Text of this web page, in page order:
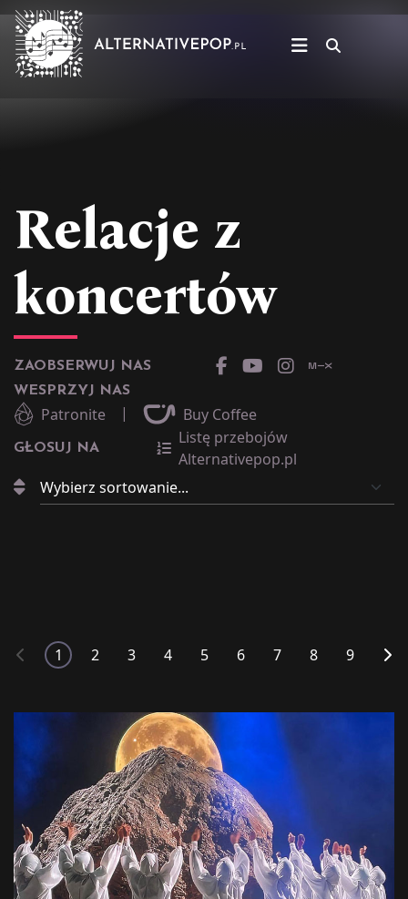
Relacje z
koncertów
ZAOBSERWUJ NAS
WESPRZYJ NAS
Patronite | Buy Coffee
GŁOSUJ NA
Listę przebojów
Alternativepop.pl
1 2 3 4 5 6 7 8 9